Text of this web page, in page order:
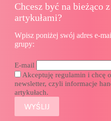
Chcesz być na bieżąco
artykułami?
Wpisz poniżej swój adres e-
grupy:
E-mail
Akceptuję regulamin i chcę
newsletter, czyli informacje
artykułach.